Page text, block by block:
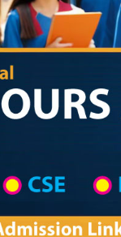
Private University
Institute in Jamalpur